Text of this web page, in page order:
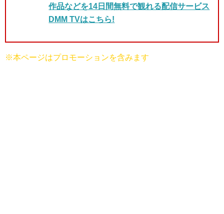
作品などを14日間無料で観れる配信サービス
DMM TVはこちら!
※本ページはプロモーションを含みます